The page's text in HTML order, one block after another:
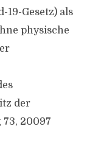
19-Gesetz) als
physische
der
73, 20097